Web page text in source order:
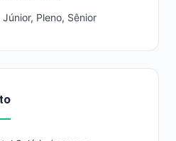
Pleno, Sênior